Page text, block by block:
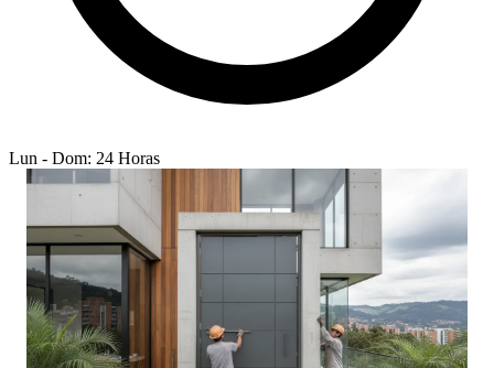
Lun - Dom: 24 Horas